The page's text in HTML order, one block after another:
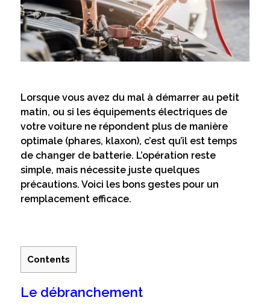
Lorsque vous avez du mal à démarrer au petit
matin, ou si les équipements électriques de
votre voiture ne répondent plus de manière
optimale (phares, klaxon), c’est qu’il est temps
de changer de batterie. L’opération reste
simple, mais nécessite juste quelques
précautions. Voici les bons gestes pour un
remplacement efficace.
Contents
Le débranchement